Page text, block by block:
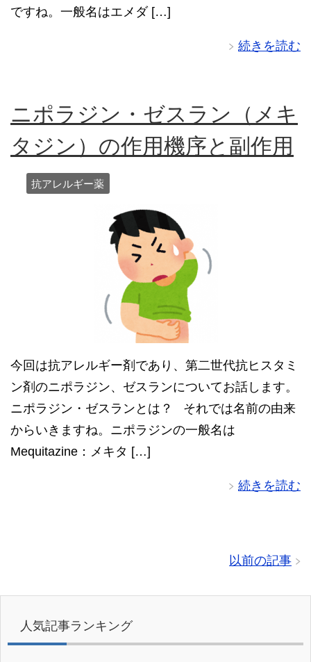
ですね。一般名はエメダ […]
続きを読む
ニポラジン・ゼスラン（メキ
タジン）の作用機序と副作用
抗アレルギー薬
今回は抗アレルギー剤であり、第二世代抗ヒスタミ
ン剤のニポラジン、ゼスランについてお話します。
ニポラジン・ゼスランとは？ それでは名前の由来
からいきますね。ニポラジンの一般名は
Mequitazine：メキタ […]
続きを読む
以前の記事
人気記事ランキング